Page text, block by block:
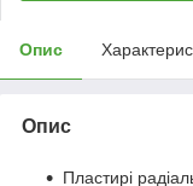
Опис
Опис
Пластирі